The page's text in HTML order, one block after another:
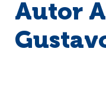
Autor